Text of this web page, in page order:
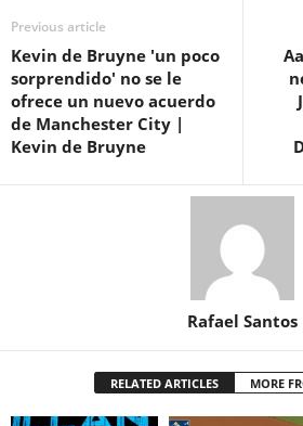
Previous article
Kevin de Bruyne 'un poco
sorprendido' no se le
ofrece un nuevo acuerdo
de Manchester City |
Kevin de Bruyne
Rafael Santos
RELATED ARTICLES MORE